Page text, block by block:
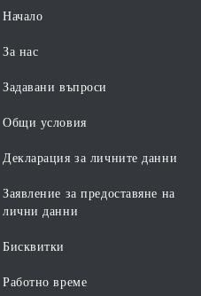
Начало
За нас
Задавани въпроси
Общи условия
Декларация за личните данни
Заявление за предоставяне на
лични данни
Бисквитки
Работно време